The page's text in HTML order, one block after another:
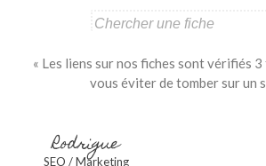
« Les liens sur nos fiches sont vérifiés
vous éviter de tomber sur un
Rodrigue
SEO / Marketing